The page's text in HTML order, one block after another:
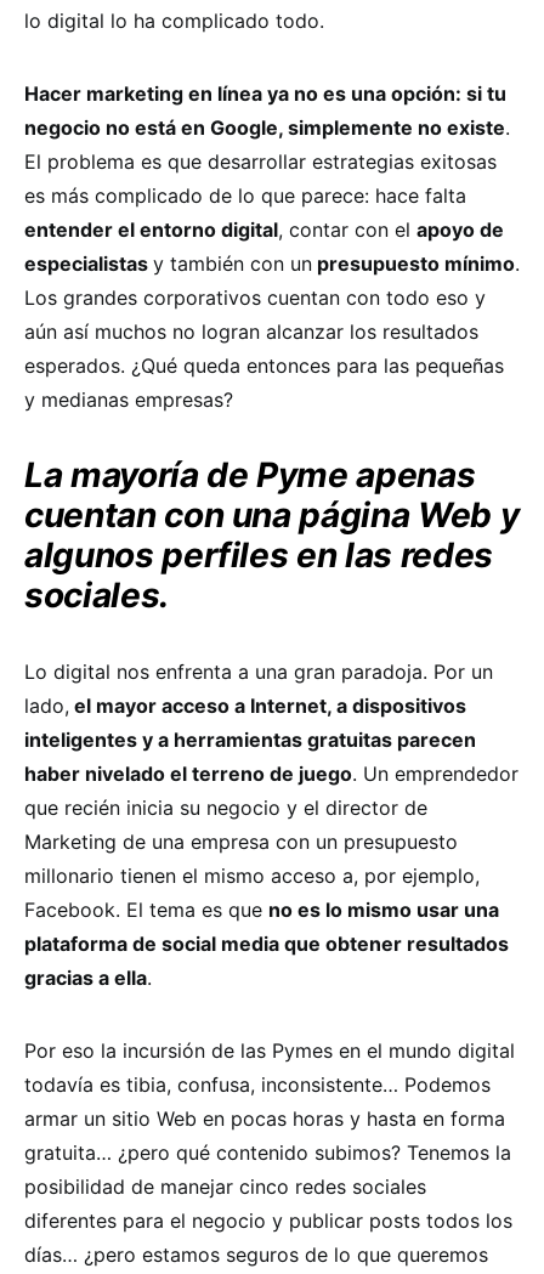
lo digital lo ha complicado todo.
Hacer marketing en línea ya no es una opción: si tu
negocio no está en Google, simplemente no existe.
El problema es que desarrollar estrategias exitosas
es más complicado de lo que parece: hace falta
entender el entorno digital, contar con el apoyo de
especialistas y también con un presupuesto mínimo.
Los grandes corporativos cuentan con todo eso y
aún así muchos no logran alcanzar los resultados
esperados. ¿Qué queda entonces para las pequeñas
y medianas empresas?
La mayoría de Pyme apenas
cuentan con una página Web y
algunos perfiles en las redes
sociales.
Lo digital nos enfrenta a una gran paradoja. Por un
lado, el mayor acceso a Internet, a dispositivos
inteligentes y a herramientas gratuitas parecen
haber nivelado el terreno de juego. Un emprendedor
que recién inicia su negocio y el director de
Marketing de una empresa con un presupuesto
millonario tienen el mismo acceso a, por ejemplo,
Facebook. El tema es que no es lo mismo usar una
plataforma de social media que obtener resultados
gracias a ella.
Por eso la incursión de las Pymes en el mundo digital
todavía es tibia, confusa, inconsistente… Podemos
armar un sitio Web en pocas horas y hasta en forma
gratuita… ¿pero qué contenido subimos? Tenemos la
posibilidad de manejar cinco redes sociales
diferentes para el negocio y publicar posts todos los
días… ¿pero estamos seguros de lo que queremos